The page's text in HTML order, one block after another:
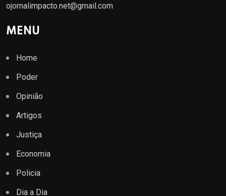
ojornalimpacto.net@gmail.com
MENU
Home
Poder
Opinião
Artigos
Justiça
Economia
Policia
Dia a Dia